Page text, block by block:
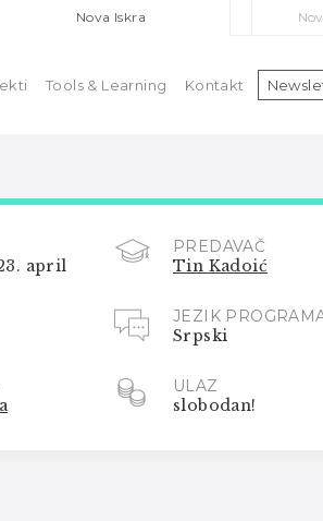
Nova Iskra
Tools & Learning Kontakt
april
PREDAVAČ
Tin Kadoić
JEZIK
Srpski
ULAZ
slobodan!